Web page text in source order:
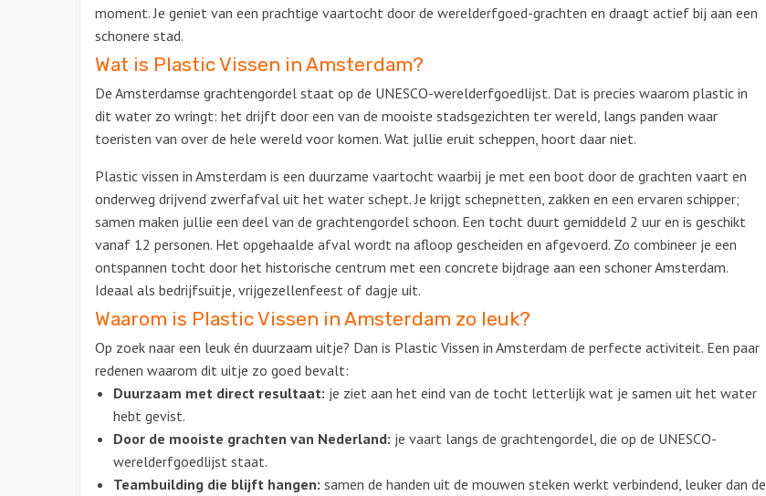
moment. Je geniet van een prachtige vaartocht door de werelderfgoed-grachten en draagt actief bij aan een
schonere stad.
Wat is PlasticVissen in Amsterdam?
De Amsterdamse grachtengordel staat op de UNESCO-werelderfgoedlijst. Dat is precies waarom plastic in
dit water zo wringt: het drijft door een van de mooiste stadsgezichten ter wereld, langs panden waar
toeristen van over de hele wereld voor komen. Wat jullie eruit scheppen, hoort daar niet.
Plastic vissen in Amsterdam is een duurzame vaartocht waarbij je met een boot door de grachten vaart en
onderweg drijvend zwerfafval uit het water schept. Je krijgt schepnetten, zakken en een ervaren schipper;
samen maken jullie een deel van de grachtengordel schoon. Een tocht duurt gemiddeld 2 uur en is geschikt
vanaf 12 personen. Het opgehaalde afval wordt na afloop gescheiden en afgevoerd. Zo combineer je een
ontspannen tocht door het historische centrum met een concrete bijdrage aan een schoner Amsterdam.
Ideaal als bedrijfsuitje, vrijgezellenfeest of dagje uit.
Waarom is Plastic Vissen in Amsterdam zo leuk?
Op zoek naar een leuk én duurzaam uitje? Dan is Plastic Vissen in Amsterdam de perfecte activiteit. Een paar
redenen waarom dit uitje zo goed bevalt:
Duurzaam met direct resultaat: je ziet aan het eind van de tocht letterlijk wat je samen uit het water
hebt gevist.
Door de mooiste grachten van Nederland: je vaart langs de grachtengordel, die op de UNESCO-
werelderfgoedlijst staat.
Teambuilding die blijft hangen: samen de handen uit de mouwen steken werkt verbindend, leuker dan de